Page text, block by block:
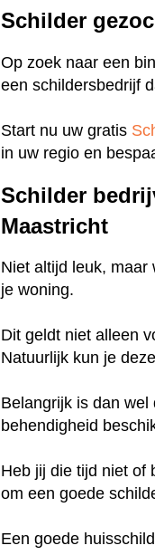
Schilder
Op zoek naar een
een schildersbedrijf
Start nu uw gratis
in uw regio en
Schilder
Maastricht
Niet altijd leuk, maar
je woning.
Dit geldt niet alleen
Natuurlijk kun je
Belangrijk is dan
behendigheid
Heb jij die tijd niet of
om een goede
Een goede